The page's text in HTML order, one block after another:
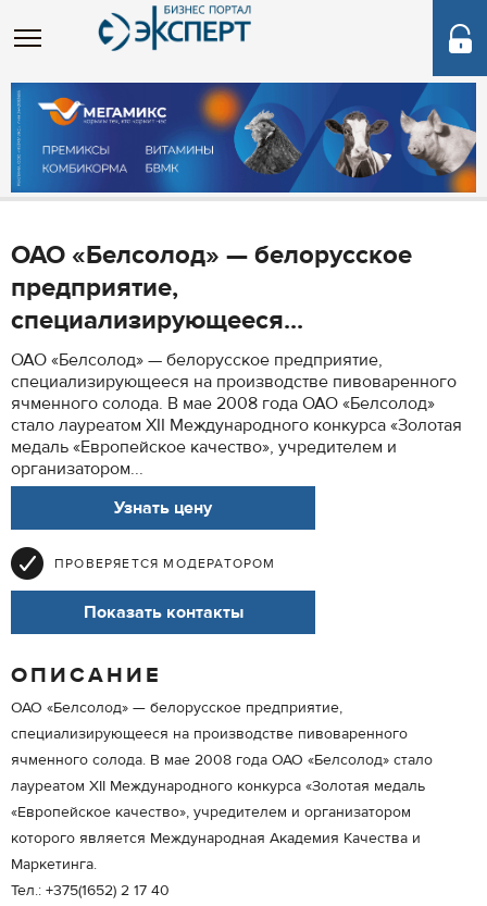
ОАО «Белсолод» — белорусское
предприятие,
специализирующееся...
ОАО «Белсолод» — белорусское предприятие,
специализирующееся на производстве пивоваренного
ячменного солода. В мае 2008 года ОАО «Белсолод»
стало лауреатом XII Международного конкурса «Золотая
медаль «Европейское качество», учредителем и
организатором...
Узнать цену
ПРОВЕРЯЕТСЯ МОДЕРАТОРОМ
Показать контакты
ОПИСАНИЕ
ОАО «Белсолод» — белорусское предприятие,
специализирующееся на производстве пивоваренного
ячменного солода. В мае 2008 года ОАО «Белсолод» стало
лауреатом XII Международного конкурса «Золотая медаль
«Европейское качество», учредителем и организатором
которого является Международная Академия Качества и
Маркетинга.
Тел.: +375(1652) 2 17 40